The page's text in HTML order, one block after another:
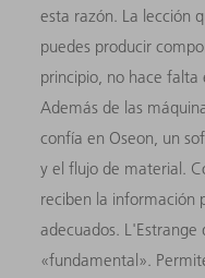
esta razón. La lección
puedes producir
principio, no hace falta
Además de las
confía en Oseon, un
y el flujo de material.
reciben la información
adecuados.
«fundamental».